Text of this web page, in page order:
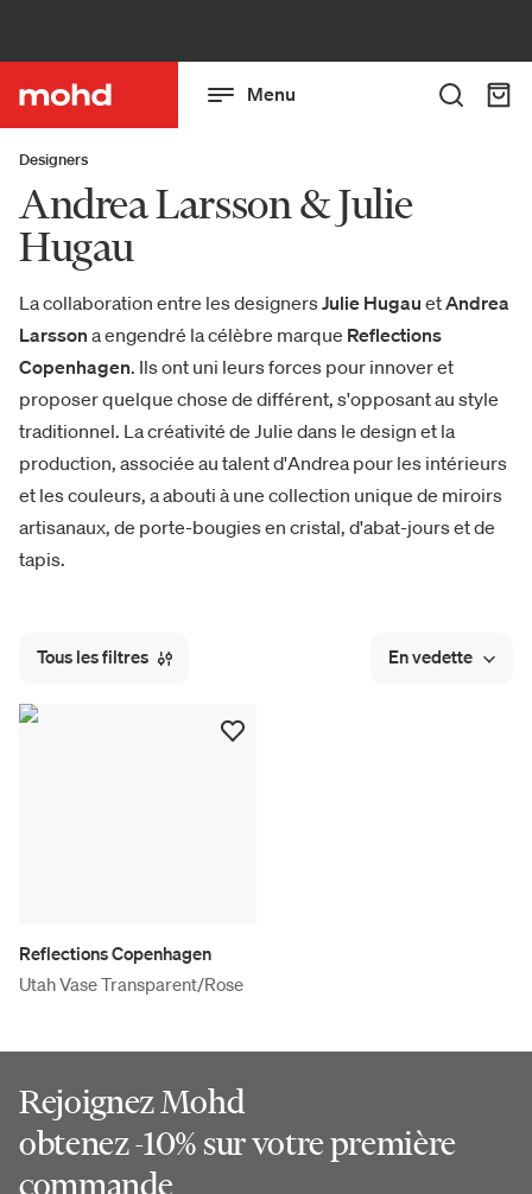
Menu
Designers
Andrea Larsson & Julie
Hugau
La collaboration entre les designersJulie Hugau etAndrea
Larsson a engendré la célèbre marque Reflections
Copenhagen. Ils ont uni leurs forces pour innover et
proposer quelque chose de différent, s'opposant au style
traditionnel. La créativité de Julie dans le design et la
production, associée au talent d'Andrea pour les intérieurs
et les couleurs, a abouti à une collection unique de miroirs
artisanaux, de porte-bougies en cristal, d'abat-jours et de
tapis.
Tous les filtres En vedette
Reflections Copenhagen
Utah Vase Transparent/Rose
Rejoignez Mohd
obtenez -10% sur votre première
commande